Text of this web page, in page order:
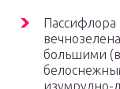
Пассифлора
большими
изумрудно-